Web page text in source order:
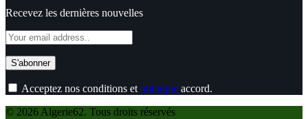
Recevez les dernières nouvelles
Acceptez nos conditions et politique accord.
© 2026 Algerie62. Tous droits réservés